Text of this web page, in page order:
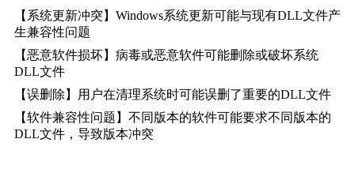
【系统更新冲突】Windows系统更新可能与现有DLL文件产
生兼容性问题
【恶意软件损坏】病毒或恶意软件可能删除或破坏系统
DLL文件
【误删除】用户在清理系统时可能误删了重要的DLL文件
【软件兼容性问题】不同版本的软件可能要求不同版本的
DLL文件，导致版本冲突